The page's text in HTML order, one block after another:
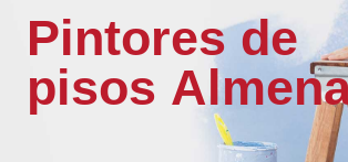
Pintores de
pisos